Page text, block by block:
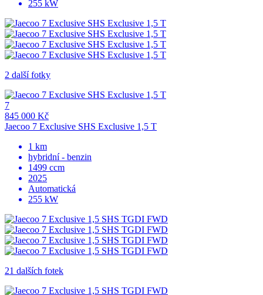
255 kW
2 další fotky
7
845 000 Kč
Jaecoo 7 Exclusive SHS Exclusive 1,5 T
1 km
hybridní - benzin
1499 ccm
2025
Automatická
255 kW
21 dalších fotek